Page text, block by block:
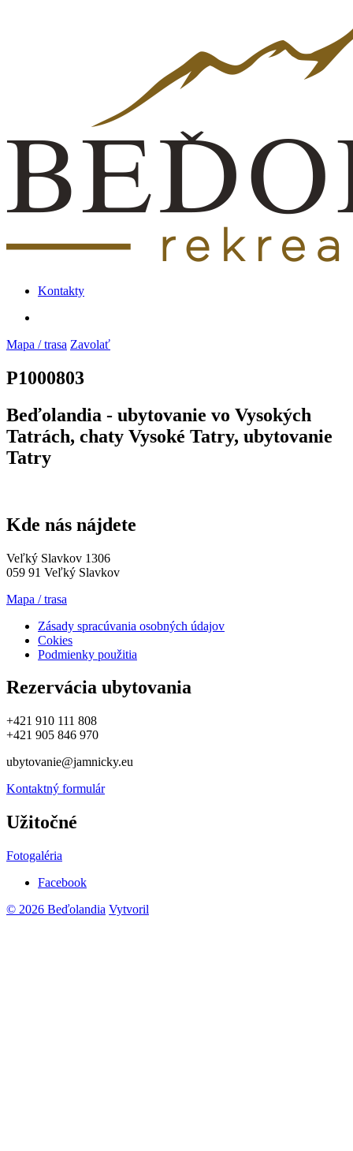
Kontakty
Mapa / trasa Zavolať
P1000803
Beďolandia - ubytovanie vo Vysokých
Tatrách, chaty Vysoké Tatry, ubytovanie
Tatry
Kde nás nájdete
Veľký Slavkov 1306
059 91 Veľký Slavkov
Mapa / trasa
Zásady spracúvania osobných údajov
Cokies
Podmienky použitia
Rezervácia ubytovania
+421 910 111 808
+421 905 846 970
ubytovanie@jamnicky.eu
Kontaktný formulár
Užitočné
Fotogaléria
Facebook
© 2026 Beďolandia Vytvoril